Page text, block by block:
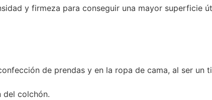
y firmeza para conseguir una mayor superficie
de prendas y en la ropa de cama, al ser un
del colchón.